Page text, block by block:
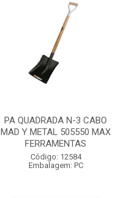
PA QUADRADA N-3 CABO
MAD Y METAL 505550 MAX
FERRAMENTAS
Código: 12584
Embalagem: PC